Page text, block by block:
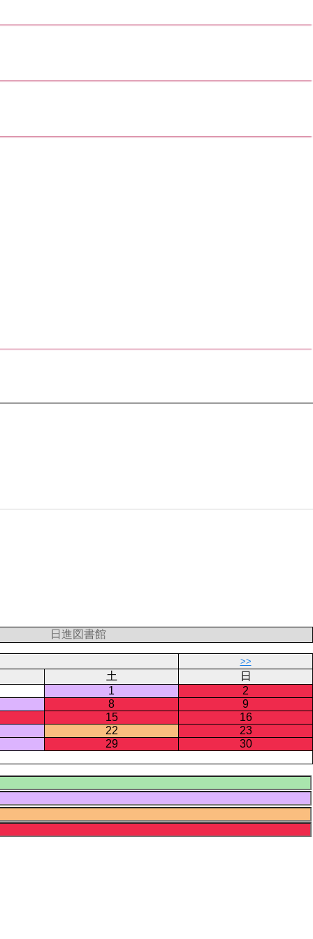
日進図書館
>>
土
日
1
2
8
9
15
16
22
23
29
30